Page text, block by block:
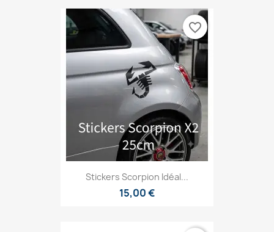
Stickers Scorpion Idéal...
15,00 €
favorite_border